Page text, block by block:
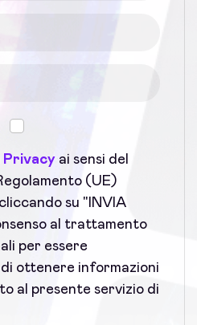
ai sensi del
(UE)
su "INVIA
al trattamento
per essere
ottenere informazioni
al presente servizio di